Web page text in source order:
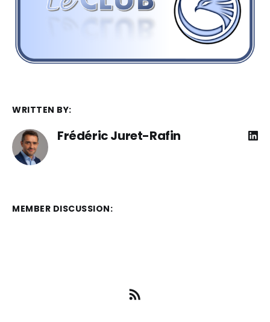
WRITTEN BY:
Frédéric Juret-Rafin
MEMBER DISCUSSION: